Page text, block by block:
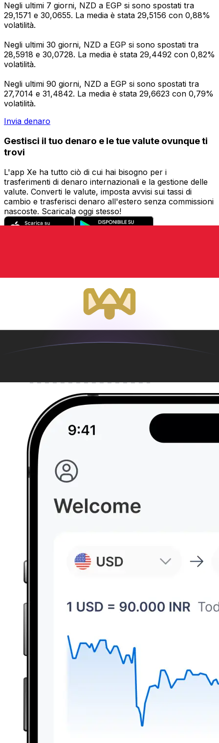
Negli ultimi 7 giorni, NZD a EGP si sono spostati tra
29,1571 e 30,0655. La media è stata 29,5156 con 0,88%
volatilità.
Negli ultimi 30 giorni, NZD a EGP si sono spostati tra
28,5918 e 30,0728. La media è stata 29,4492 con 0,82%
volatilità.
Negli ultimi 90 giorni, NZD a EGP si sono spostati tra
27,7014 e 31,4842. La media è stata 29,6623 con 0,79%
volatilità.
Invia denaro
Gestisci il tuo denaro e le tue valute ovunque ti
trovi
L'app Xe ha tutto ciò di cui hai bisogno per i
trasferimenti di denaro internazionali e la gestione delle
valute. Converti le valute, imposta avvisi sui tassi di
cambio e trasferisci denaro all'estero senza commissioni
nascoste. Scaricala oggi stesso!